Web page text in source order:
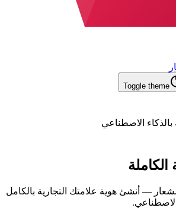
Toggle theme
بالذكاء الاصطناعي
الكاملة
— أنشئ هوية علامتك التجارية بالكامل